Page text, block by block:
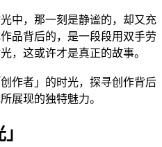
中，那一刻是静谧的，却又充
品背后的，是一段段用双手劳
，这或许才是真正的故事。
作者」的时光，探寻创作背后
展现的独特魅力。